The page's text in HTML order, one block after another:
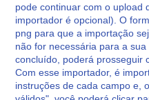
pode continuar com o upload
importador é opcional). O
png para que a importação
não for necessária para a
concluído, poderá prosseguir
Com esse importador, é
instruções de cada campo e,